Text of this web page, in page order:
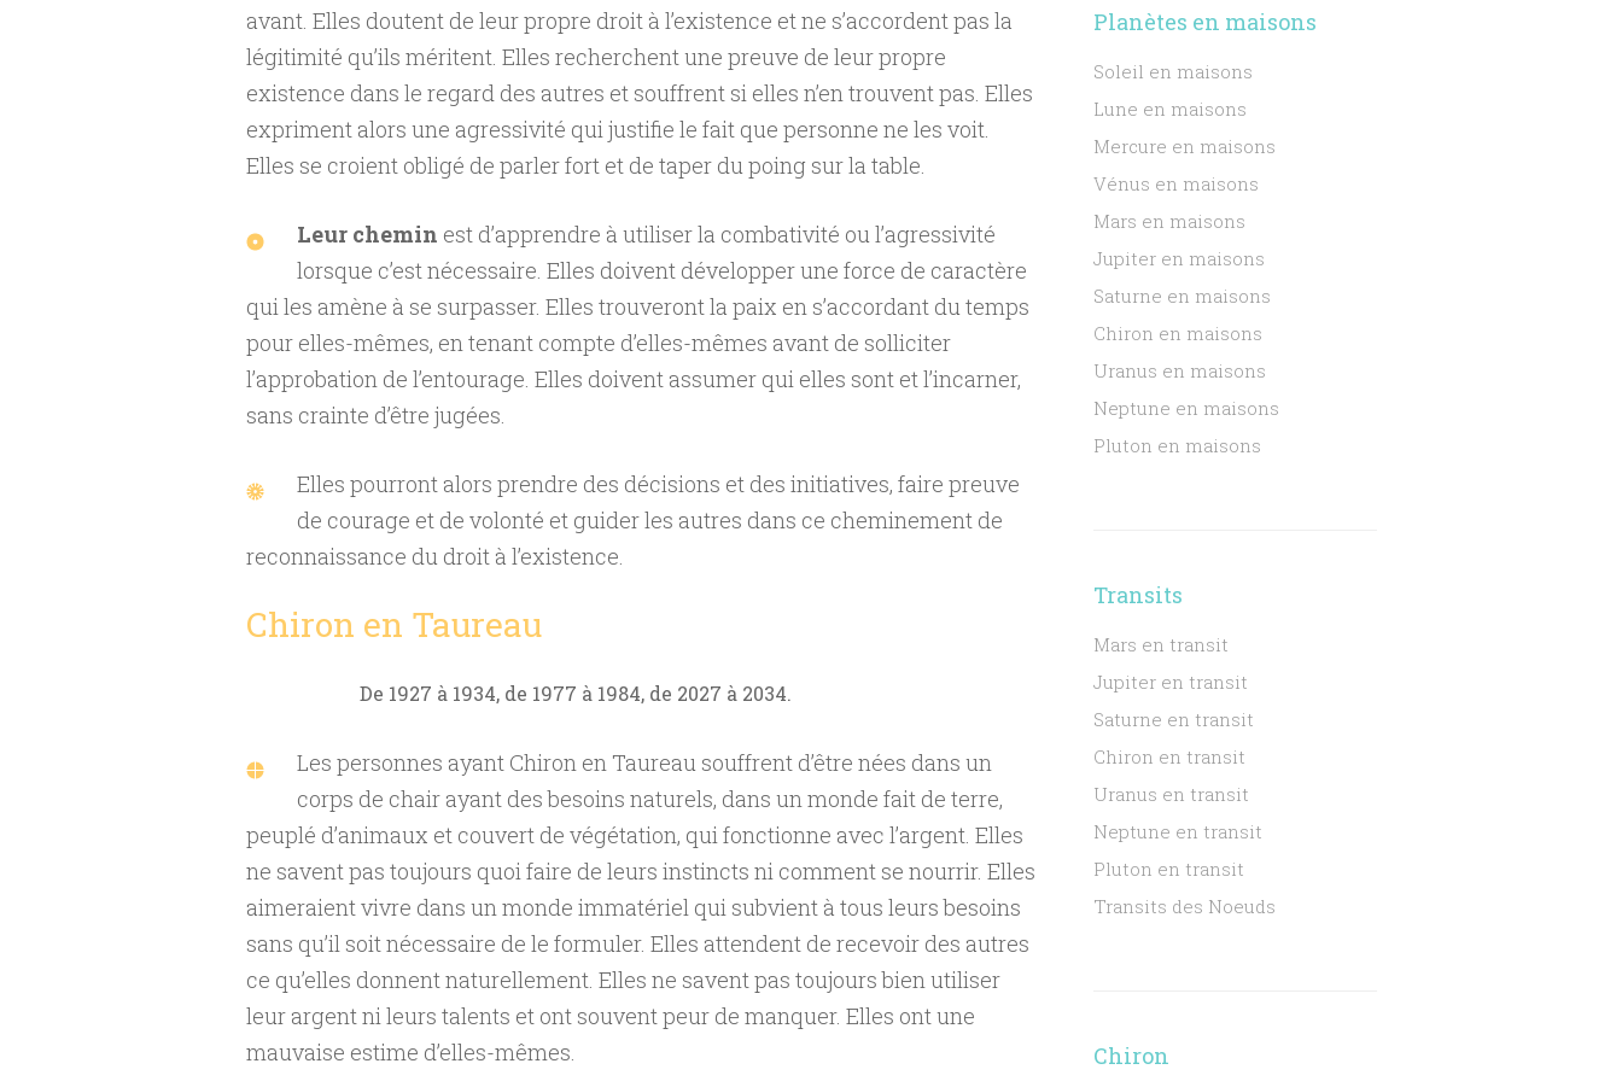
avant. Elles doutent de leur propre droit à l’existence et ne s’accordent pas la
légitimité qu’ils méritent. Elles recherchent une preuve de leur propre
existence dans le regard des autres et souffrent si elles n’en trouvent pas. Elles
expriment alors une agressivité qui justifie le fait que personne ne les voit.
Elles se croient obligé de parler fort et de taper du poing sur la table.
Leur chemin est d’apprendre à utiliser la combativité ou l’agressivité
lorsque c’est nécessaire. Elles doivent développer une force de caractère
qui les amène à se surpasser. Elles trouveront la paix en s’accordant du temps
pour elles-mêmes, en tenant compte d’elles-mêmes avant de solliciter
l’approbation de l’entourage. Elles doivent assumer qui elles sont et l’incarner,
sans crainte d’être jugées.
Elles pourront alors prendre des décisions et des initiatives, faire preuve
de courage et de volonté et guider les autres dans ce cheminement de
reconnaissance du droit à l’existence.
Chiron en Taureau
De 1927 à 1934, de 1977 à 1984, de 2027 à 2034.
Les personnes ayant Chiron en Taureau souffrent d’être nées dans un
corps de chair ayant des besoins naturels, dans un monde fait de terre,
peuplé d’animaux et couvert de végétation, qui fonctionne avec l’argent. Elles
ne savent pas toujours quoi faire de leurs instincts ni comment se nourrir. Elles
aimeraient vivre dans un monde immatériel qui subvient à tous leurs besoins
sans qu’il soit nécessaire de le formuler. Elles attendent de recevoir des autres
ce qu’elles donnent naturellement. Elles ne savent pas toujours bien utiliser
leur argent ni leurs talents et ont souvent peur de manquer. Elles ont une
mauvaise estime d’elles-mêmes.
Planètes en maisons
Soleil en maisons
Lune en maisons
Mercure en maisons
Vénus en maisons
Mars en maisons
Jupiter en maisons
Saturne en maisons
Chiron en maisons
Uranus en maisons
Neptune en maisons
Pluton en maisons
Transits
Mars en transit
Jupiter en transit
Saturne en transit
Chiron en transit
Uranus en transit
Neptune en transit
Pluton en transit
Transits des Noeuds
Chiron